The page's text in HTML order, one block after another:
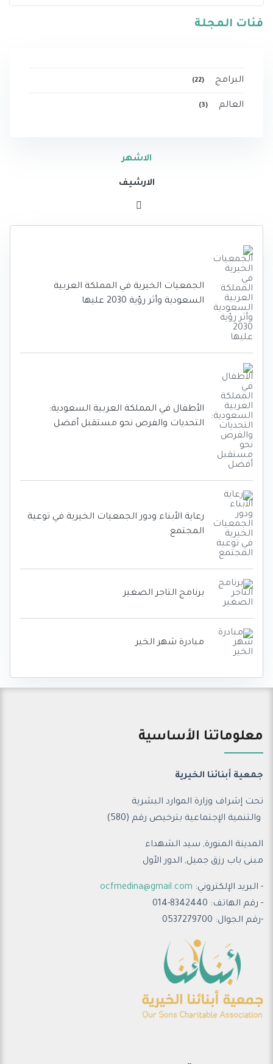
فئات المجلة
البرامج (22)
العالم (3)
الاشهر
الارشيف
الجمعيات الخيرية في المملكة العربية
السعودية وأثر رؤية 2030 عليها
الأطفال في المملكة العربية السعودية:
التحديات والفرص نحو مستقبل أفضل
رعاية الأبناء ودور الجمعيات الخيرية في توعية
المجتمع
برنامج التاجر الصغير
مبادرة شهر الخير
معلوماتنا الأساسية
جمعية أبنائنا الخيرية
تحت إشراف وزارة الموارد البشرية
والتنمية الإجتماعية بترخيص رقم (580)
المدينة المنورة, سيد الشهداء
مبنى باب رزق جميل, الدور الأول
- البريد الإلكتروني: ocfmedina@gmail.com
- رقم الهاتف: 8342440-014
-رقم الجوال: 0537279700